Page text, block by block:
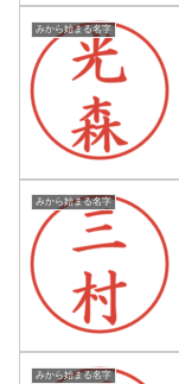
みから始まる名字
みから始まる名字
みから始まる名字